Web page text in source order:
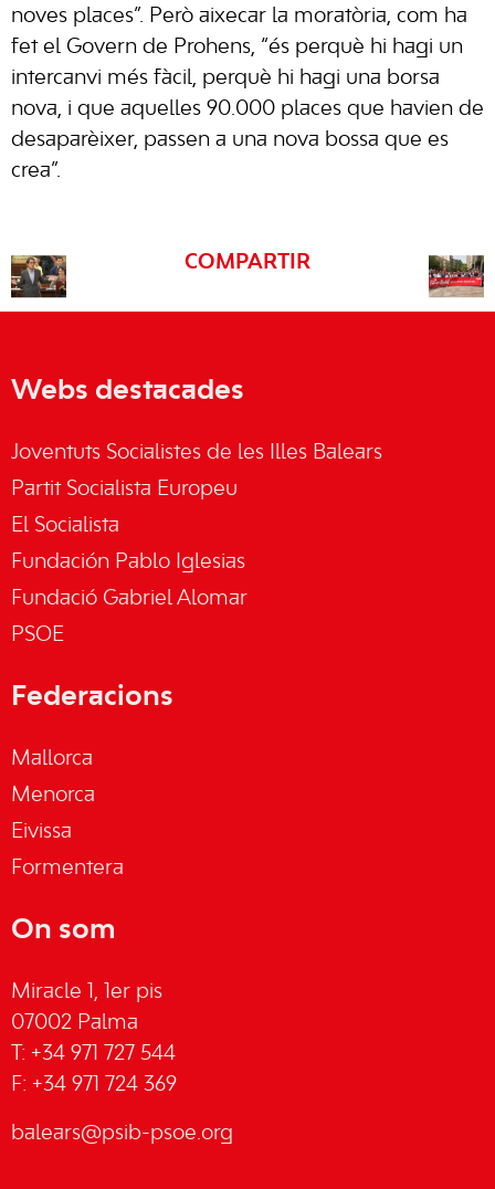
noves places”. Però aixecar la moratòria, com ha
fet el Govern de Prohens, “és perquè hi hagi un
intercanvi més fàcil, perquè hi hagi una borsa
nova, i que aquelles 90.000 places que havien de
desaparèixer, passen a una nova bossa que es
crea”.
COMPARTIR
Webs destacades
Joventuts Socialistes de les Illes Balears
Partit Socialista Europeu
El Socialista
Fundación Pablo Iglesias
Fundació Gabriel Alomar
PSOE
Federacions
Mallorca
Menorca
Eivissa
Formentera
On som
Miracle 1, 1er pis
07002 Palma
T: +34 971 727 544
F: +34 971 724 369
balears@psib-psoe.org